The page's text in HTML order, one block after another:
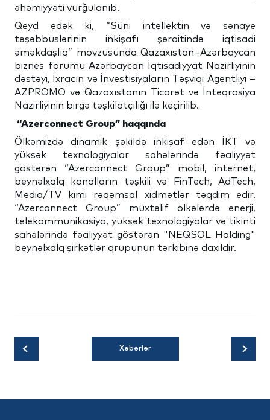
əhəmiyyəti vurğulanıb.
Qeyd edək ki, “Süni intellektin və sənaye
təşəbbüslərinin inkişafı şəraitində iqtisadi
əməkdaşlıq” mövzusunda Qazaxıstan–Azərbaycan
biznes forumu Azərbaycan İqtisadiyyat Nazirliyinin
dəstəyi, İxracın və İnvestisiyaların Təşviqi Agentliyi –
AZPROMO və Qazaxıstanın Ticarət və İnteqrasiya
Nazirliyinin birgə təşkilatçılığı ilə keçirilib.
“Azerconnect Group” haqqında
Ölkəmizdə dinamik şəkildə inkişaf edən İKT və
yüksək texnologiyalar sahələrində fəaliyyət
göstərən “Azerconnect Group” mobil, internet,
beynəlxalq kanalların təşkili və FinTech, AdTech,
Media/TV kimi rəqəmsal xidmətlər təqdim edir.
“Azerconnect Group” müxtəlif ölkələrdə enerji,
telekommunikasiya, yüksək texnologiyalar və tikinti
sahələrində fəaliyyət göstərən "NEQSOL Holding"
beynəlxalq şirkətlər qrupunun tərkibinə daxildir.
Xəbərlər